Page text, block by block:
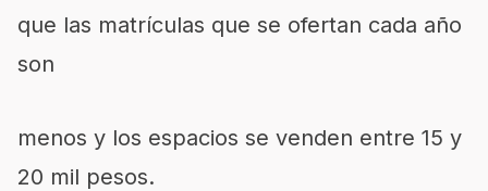
que las matrículas que se ofertan cada año
son
menos y los espacios se venden entre 15 y
20 mil pesos.